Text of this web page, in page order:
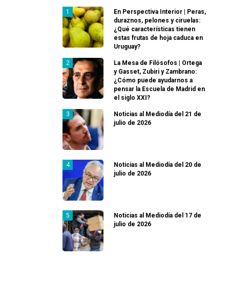
En Perspectiva Interior | Peras,
duraznos, pelones y ciruelas:
¿Qué características tienen
estas frutas de hoja caduca en
Uruguay?
La Mesa de Filósofos | Ortega
y Gasset, Zubiri y Zambrano:
¿Cómo puede ayudarnos a
pensar la Escuela de Madrid en
el siglo XXI?
Noticias al Mediodía del 21 de
julio de 2026
Noticias al Mediodía del 20 de
julio de 2026
Noticias al Mediodía del 17 de
julio de 2026